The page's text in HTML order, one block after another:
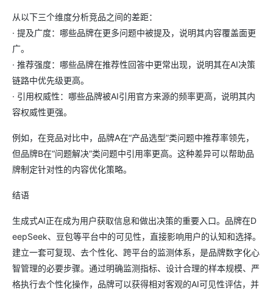
从以下三个维度分析竞品之间的差距：
· 提及广度：哪些品牌在更多问题中被提及，说明其内容覆盖面更
广。
· 推荐强度：哪些品牌在推荐性回答中更常出现，说明其在AI决策
链路中优先级更高。
· 引用权威性：哪些品牌被AI引用官方来源的频率更高，说明其内
容权威性更强。
例如，在竞品对比中，品牌A在“产品选型”类问题中推荐率领先，
但品牌B在“问题解决”类问题中引用率更高。这种差异可以帮助品
牌制定针对性的内容优化策略。
结语
生成式AI正在成为用户获取信息和做出决策的重要入口。品牌在D
eepSeek、豆包等平台中的可见性，直接影响用户的认知和选择。
建立一套可复现、去个性化、跨平台的监测体系，是品牌数字化心
智管理的必要步骤。通过明确监测指标、设计合理的样本规模、严
格执行去个性化操作，品牌可以获得相对客观的AI可见性评估，并